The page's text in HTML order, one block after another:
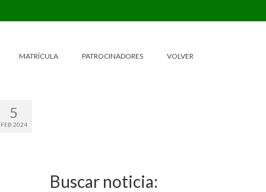
MATRÍCULA PATROCINADORES VOLVER
5
FEB 2024
Buscar noticia: